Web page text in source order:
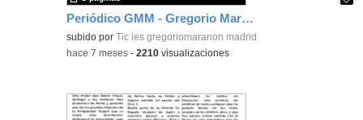
Periódico GMM - Gregorio Marañón Monthly - Diciembre
Contenido educativo.
subido porTic ies gregoriomaranon madrid
-hace 7 meses -2210 visualizaciones